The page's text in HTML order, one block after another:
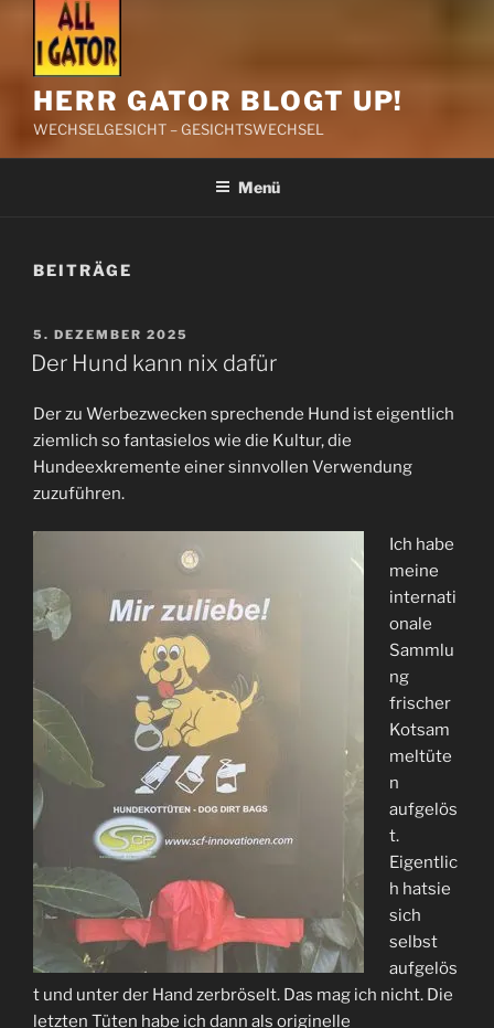
HERR GATOR BLOGT UP!
WECHSELGESICHT – GESICHTSWECHSEL
Menü
BEITRÄGE
VERÖFFENTLICHT
AM
5. DEZEMBER 2025
Der Hund kann nix dafür
Der zu Werbezwecken sprechende Hund ist eigentlich
ziemlich so fantasielos wie die Kultur, die
Hundeexkremente einer sinnvollen Verwendung
zuzuführen.
Ich habe
meine
internati
onale
Sammlu
ng
frischer
Kotsam
meltüte
n
aufgelös
t.
Eigentlic
h hatsie
sich
selbst
aufgelös
t und unter der Hand zerbröselt. Das mag ich nicht. Die
letzten Tüten habe ich dann als originelle